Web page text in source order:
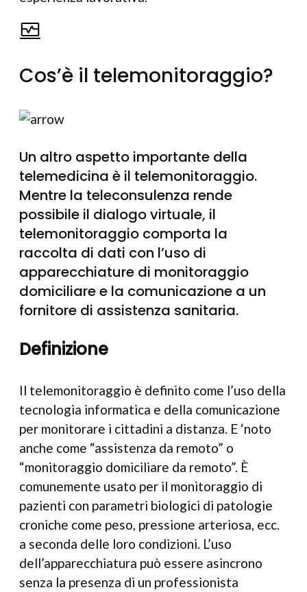
Cos’è il telemonitoraggio?
Un altro aspetto importante della
telemedicina è il telemonitoraggio.
Mentre la teleconsulenza rende
possibile il dialogo virtuale, il
telemonitoraggio comporta la
raccolta di dati con l’uso di
apparecchiature di monitoraggio
domiciliare e la comunicazione a un
fornitore di assistenza sanitaria.
Definizione
Il telemonitoraggio è definito come l’uso della
tecnologia informatica e della comunicazione
per monitorare i cittadini a distanza. E ‘noto
anche come “assistenza da remoto” o
“monitoraggio domiciliare da remoto”. È
comunemente usato per il monitoraggio di
pazienti con parametri biologici di patologie
croniche come peso, pressione arteriosa, ecc.
a seconda delle loro condizioni. L’uso
dell’apparecchiatura può essere asincrono
senza la presenza di un professionista